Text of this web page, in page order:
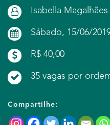
Isabella Magalhães
Sábado, 15/06/
R$ 40,00
35 vagas por
Compartilhe: